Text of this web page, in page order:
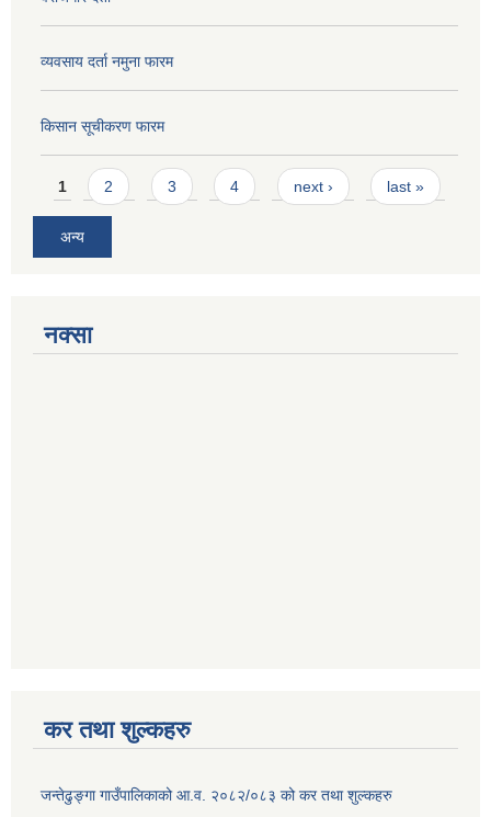
व्यवसाय दर्ता नमुना फारम
किसान सूचीकरण फारम
Pages
1 2 3 4 next › last »
अन्य
नक्सा
कर तथा शुल्कहरु
जन्तेढुङ्गा गाउँपालिकाको आ.व. २०८२/०८३ को कर तथा शुल्कहरु